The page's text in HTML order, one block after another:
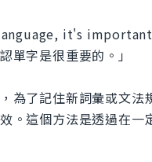
it's
單字是很重要的。」
為了記住新詞彙或文
。這個方法是透過在